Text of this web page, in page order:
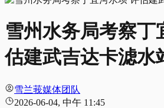
雪州水务局考察丁
估建武吉达卡滤水
雪兰莪媒体团队
2026-06-04, 中午 11:45